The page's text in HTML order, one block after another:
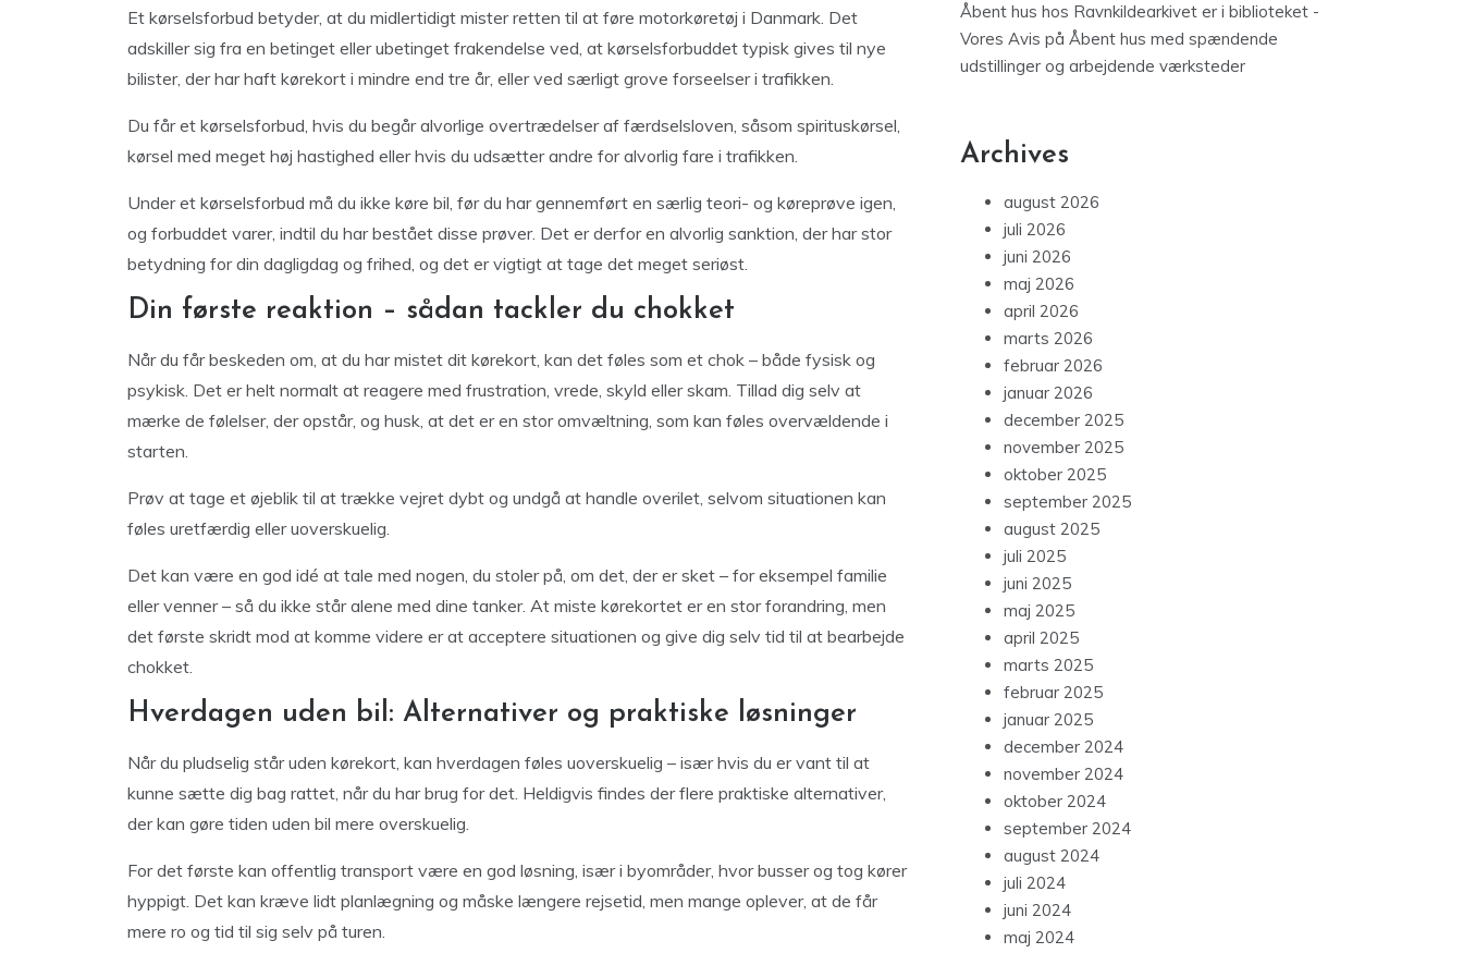
Et kørselsforbud betyder, at du midlertidigt mister retten til at føre motorkøretøj i Danmark. Det
adskiller sig fra en betinget eller ubetinget frakendelse ved, at kørselsforbuddet typisk gives til nye
bilister, der har haft kørekort i mindre end tre år, eller ved særligt grove forseelser i trafikken.
Du får et kørselsforbud, hvis du begår alvorlige overtrædelser af færdselsloven, såsom spirituskørsel,
kørsel med meget høj hastighed eller hvis du udsætter andre for alvorlig fare i trafikken.
Under et kørselsforbud må du ikke køre bil, før du har gennemført en særlig teori- og køreprøve igen,
og forbuddet varer, indtil du har bestået disse prøver. Det er derfor en alvorlig sanktion, der har stor
betydning for din dagligdag og frihed, og det er vigtigt at tage det meget seriøst.
Din første reaktion – sådan tackler du chokket
Når du får beskeden om, at du har mistet dit kørekort, kan det føles som et chok – både fysisk og
psykisk. Det er helt normalt at reagere med frustration, vrede, skyld eller skam. Tillad dig selv at
mærke de følelser, der opstår, og husk, at det er en stor omvæltning, som kan føles overvældende i
starten.
Prøv at tage et øjeblik til at trække vejret dybt og undgå at handle overilet, selvom situationen kan
føles uretfærdig eller uoverskuelig.
Det kan være en god idé at tale med nogen, du stoler på, om det, der er sket – for eksempel familie
eller venner – så du ikke står alene med dine tanker. At miste kørekortet er en stor forandring, men
det første skridt mod at komme videre er at acceptere situationen og give dig selv tid til at bearbejde
chokket.
Hverdagen uden bil: Alternativer og praktiske løsninger
Når du pludselig står uden kørekort, kan hverdagen føles uoverskuelig – især hvis du er vant til at
kunne sætte dig bag rattet, når du har brug for det. Heldigvis findes der flere praktiske alternativer,
der kan gøre tiden uden bil mere overskuelig.
For det første kan offentlig transport være en god løsning, især i byområder, hvor busser og tog kører
hyppigt. Det kan kræve lidt planlægning og måske længere rejsetid, men mange oplever, at de får
mere ro og tid til sig selv på turen.
Åbent hus hos Ravnkildearkivet er i biblioteket -
Vores Avis på Åbent hus med spændende
udstillinger og arbejdende værksteder
Archives
august 2026
juli 2026
juni 2026
maj 2026
april 2026
marts 2026
februar 2026
januar 2026
december 2025
november 2025
oktober 2025
september 2025
august 2025
juli 2025
juni 2025
maj 2025
april 2025
marts 2025
februar 2025
januar 2025
december 2024
november 2024
oktober 2024
september 2024
august 2024
juli 2024
juni 2024
maj 2024